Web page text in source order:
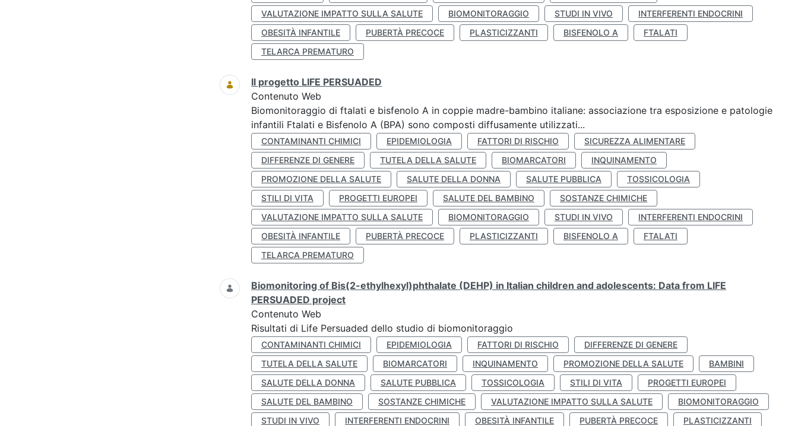
VALUTAZIONE IMPATTO SULLA SALUTE
BIOMONITORAGGIO STUDI IN VIVO
INTERFERENTI ENDOCRINI
OBESITÀ INFANTILE
PUBERTÀ PRECOCE PLASTICIZZANTI BISFENOLO A
FTALATI
TELARCA PREMATURO
Il progetto LIFE PERSUADED
Contenuto Web
Biomonitoraggio di ftalati e bisfenolo A in coppie madre-bambino italiane: associazione tra esposizione e patologie
infantili Ftalati e Bisfenolo A (BPA) sono composti diffusamente utilizzati...
CONTAMINANTI CHIMICI EPIDEMIOLOGIA FATTORI DI RISCHIO
SICUREZZA ALIMENTARE
DIFFERENZE DI GENERE
TUTELA DELLA SALUTE BIOMARCATORI
INQUINAMENTO
PROMOZIONE DELLA SALUTE
SALUTE DELLA DONNA SALUTE PUBBLICA
TOSSICOLOGIA
STILI DI VITA
PROGETTI EUROPEI SALUTE DEL BAMBINO
SOSTANZE CHIMICHE
VALUTAZIONE IMPATTO SULLA SALUTE
BIOMONITORAGGIO STUDI IN VIVO
INTERFERENTI ENDOCRINI
OBESITÀ INFANTILE
PUBERTÀ PRECOCE PLASTICIZZANTI BISFENOLO A
FTALATI
TELARCA PREMATURO
Biomonitoring of Bis(2-ethylhexyl)phthalate (DEHP) in Italian children and adolescents: Data from LIFE
PERSUADED project
Contenuto Web
Risultati di Life Persuaded dello studio di biomonitoraggio
CONTAMINANTI CHIMICI EPIDEMIOLOGIA FATTORI DI RISCHIO
DIFFERENZE DI GENERE
TUTELA DELLA SALUTE
BIOMARCATORI INQUINAMENTO PROMOZIONE DELLA SALUTE
BAMBINI
SALUTE DELLA DONNA
SALUTE PUBBLICA TOSSICOLOGIA STILI DI VITA
PROGETTI EUROPEI
SALUTE DEL BAMBINO
SOSTANZE CHIMICHE VALUTAZIONE IMPATTO SULLA SALUTE
BIOMONITORAGGIO
STUDI IN VIVO
INTERFERENTI ENDOCRINI OBESITÀ INFANTILE PUBERTÀ PRECOCE
PLASTICIZZANTI